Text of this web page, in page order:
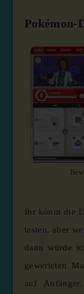
Pokémon-
Ihr könnt die
testen, aber
dann würde
gewerteten
auf